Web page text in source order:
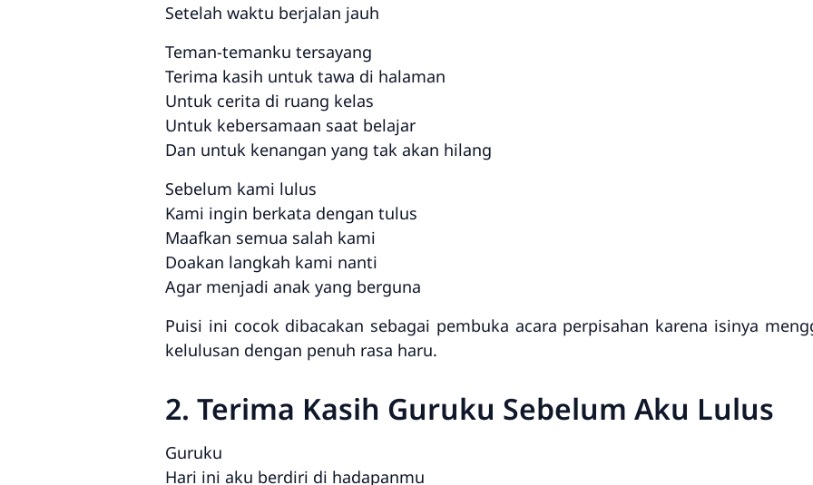
Setelah waktu berjalan jauh
Teman-temanku tersayang
Terima kasih untuk tawa di halaman
Untuk cerita di ruang kelas
Untuk kebersamaan saat belajar
Dan untuk kenangan yang tak akan hilang
Sebelum kami lulus
Kami ingin berkata dengan tulus
Maafkan semua salah kami
Doakan langkah kami nanti
Agar menjadi anak yang berguna
Puisi ini cocok dibacakan sebagai pembuka acara perpisahan karena isinya
kelulusan dengan penuh rasa haru.
2. Terima Kasih Guruku Sebelum Aku Lulus
Guruku
Hari ini aku berdiri di hadapanmu